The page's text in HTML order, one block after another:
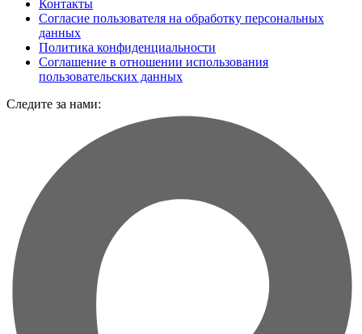
Контакты
Согласие пользователя на обработку персональных
данных
Политика конфиденциальности
Соглашение в отношении использования
пользовательских данных
Следите за нами: